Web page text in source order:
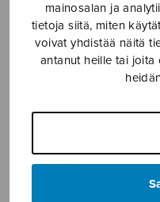
mainosalan ja
tietoja siitä, miten
voivat yhdistää näitä
antanut heille tai
Christmas
SATB+sello,
sellon
Linkola Jukka
12,55€